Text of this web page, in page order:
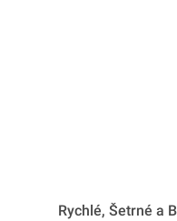
Rychlé, Šetrné a